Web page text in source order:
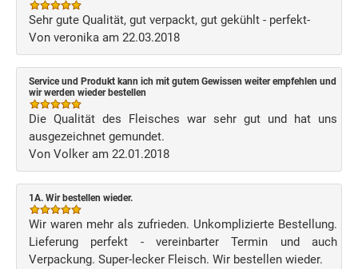
Sehr gute Qualität, gut verpackt, gut gekühlt - perfekt-
Von veronika am 22.03.2018
Service und Produkt kann ich mit gutem Gewissen weiter empfehlen und
wir werden wieder bestellen
Die Qualität des Fleisches war sehr gut und hat uns
ausgezeichnet gemundet.
Von Volker am 22.01.2018
1A. Wir bestellen wieder.
Wir waren mehr als zufrieden. Unkomplizierte Bestellung.
Lieferung perfekt - vereinbarter Termin und auch
Verpackung. Super-lecker Fleisch. Wir bestellen wieder.